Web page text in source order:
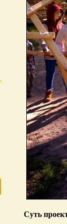
Суть